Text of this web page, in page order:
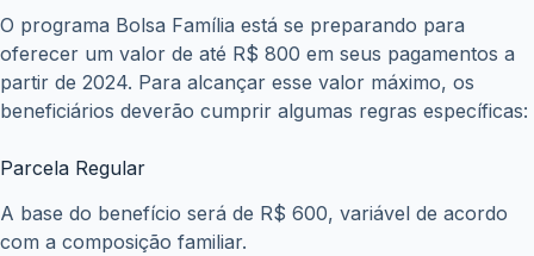
O programa Bolsa Família está se preparando para
oferecer um valor de até R$ 800 em seus pagamentos a
partir de 2024. Para alcançar esse valor máximo, os
beneficiários deverão cumprir algumas regras específicas:
Parcela Regular
A base do benefício será de R$ 600, variável de acordo
com a composição familiar.